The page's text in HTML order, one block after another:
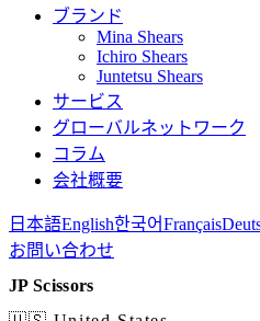
ブランド
Mina Shears
Ichiro Shears
Juntetsu Shears
サービス
グローバルネットワーク
コラム
会社概要
日本語English한국어Français
お問い合わせ
JP Scissors